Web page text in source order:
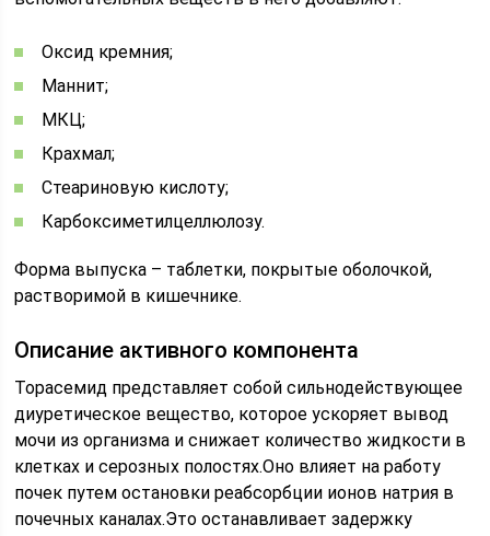
Оксид кремния;
Маннит;
МКЦ;
Крахмал;
Стеариновую кислоту;
Карбоксиметилцеллюлозу.
Форма выпуска – таблетки, покрытые оболочкой,
растворимой в кишечнике.
Описание активного компонента
Торасемид представляет собой сильнодействующее
диуретическое вещество, которое ускоряет вывод
мочи из организма и снижает количество жидкости в
клетках и серозных полостях.Оно влияет на работу
почек путем остановки реабсорбции ионов натрия в
почечных каналах.Это останавливает задержку